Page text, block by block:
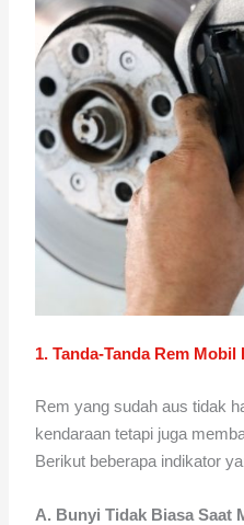
1. Tanda-Tanda Rem
Rem yang sudah aus tidak
kendaraan tetapi juga
Berikut beberapa indikator
A. Bunyi Tidak Biasa Saat